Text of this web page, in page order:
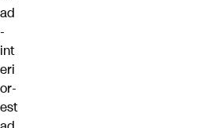
ad
-
int
eri
or-
est